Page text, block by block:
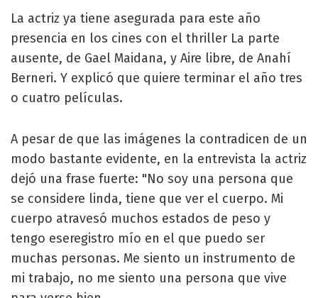
La actriz ya tiene asegurada para este año
presencia en los cines con el thriller La parte
ausente, de Gael Maidana, y Aire libre, de Anahí
Berneri. Y explicó que quiere terminar el año tres
o cuatro películas.
A pesar de que las imágenes la contradicen de un
modo bastante evidente, en la entrevista la actriz
dejó una frase fuerte: "No soy una persona que
se considere linda, tiene que ver el cuerpo. Mi
cuerpo atravesó muchos estados de peso y
tengo eseregistro mío en el que puedo ser
muchas personas. Me siento un instrumento de
mi trabajo, no me siento una persona que vive